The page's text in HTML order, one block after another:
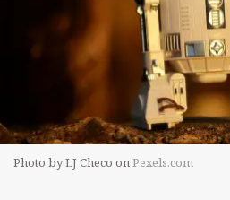
Photo by LJ Checo onPexels.com